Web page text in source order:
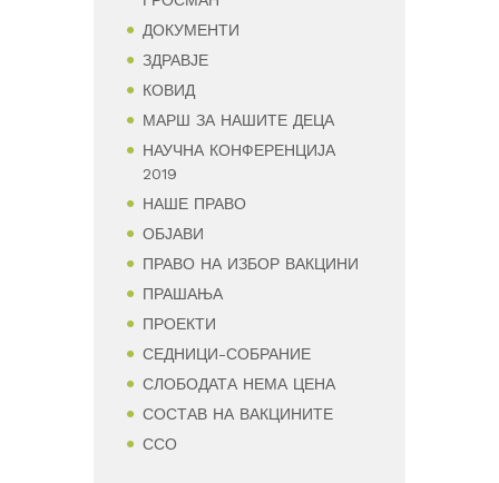
ДОКУМЕНТИ
ЗДРАВЈЕ
КОВИД
МАРШ ЗА НАШИТЕ ДЕЦА
НАУЧНА КОНФЕРЕНЦИЈА
2019
НАШЕ ПРАВО
ОБЈАВИ
ПРАВО НА ИЗБОР ВАКЦИНИ
ПРАШАЊА
ПРОЕКТИ
СЕДНИЦИ-СОБРАНИЕ
СЛОБОДАТА НЕМА ЦЕНА
СОСТАВ НА ВАКЦИНИТЕ
ССО